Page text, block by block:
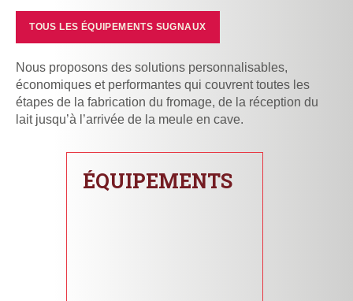
TOUS LES ÉQUIPEMENTS SUGNAUX
Nous proposons des solutions personnalisables,
économiques et performantes qui couvrent toutes les
étapes de la fabrication du fromage, de la réception du
lait jusqu’à l’arrivée de la meule en cave.
ÉQUIPEMENTS